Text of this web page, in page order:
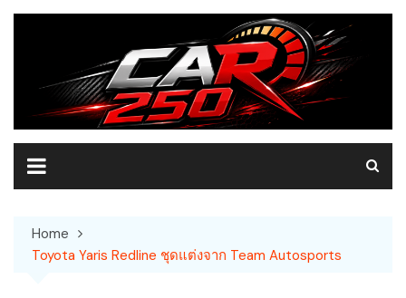
Skip
Home
Toyota Yaris Redline ชุดแต่งจาก Team Autosports